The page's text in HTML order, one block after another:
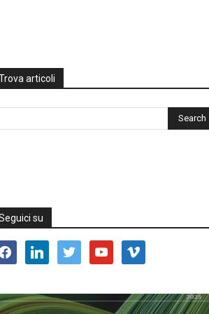
articoli
su
linkedin twitter youtube vimeo